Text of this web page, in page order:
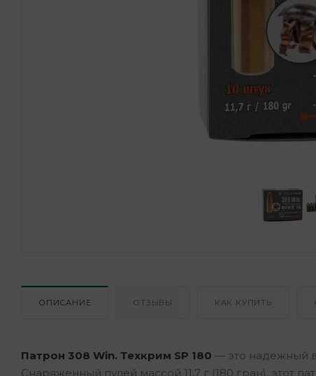
ОПИСАНИЕ ОТЗЫВЫ КАК КУПИТЬ
Патрон 308 Win. Техкрим SP 180 — это надежный
Снаряженный пулей массой 11.7 г (180 гран), этот